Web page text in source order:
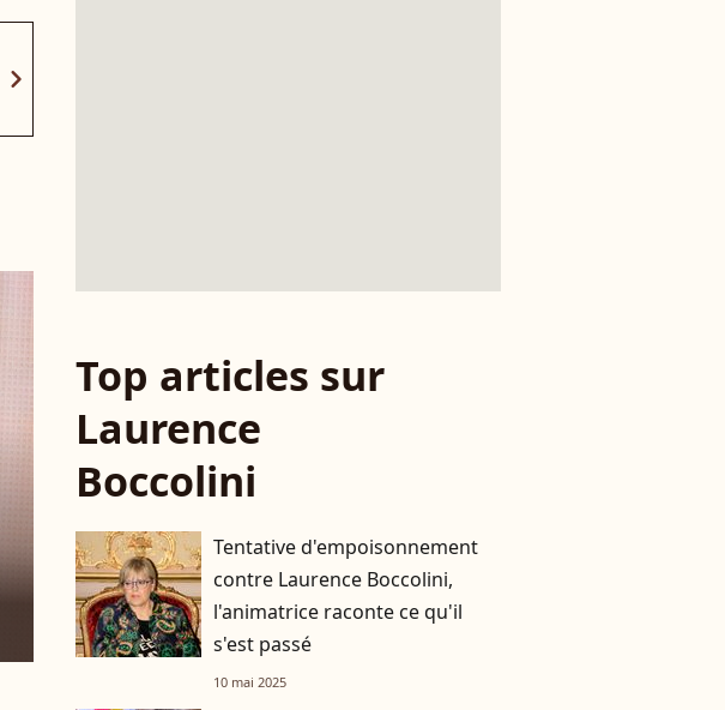
chevron_right
Top articles sur
Laurence
Boccolini
Tentative d'empoisonnement
contre Laurence Boccolini,
l'animatrice raconte ce qu'il
s'est passé
10 mai 2025